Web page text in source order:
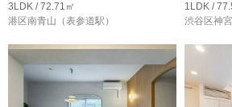
3LDK / 72.71㎡
港区南青山 （表参道駅）
1LDK /
渋谷区神